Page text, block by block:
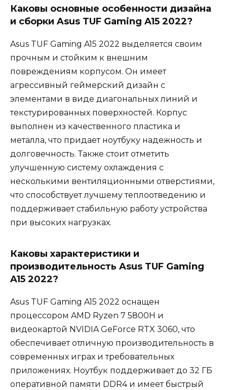
Каковы основные особенности дизайна
и сборки Asus TUF Gaming A15 2022?
Asus TUF Gaming A15 2022 выделяется своим
прочным и стойким к внешним
повреждениям корпусом. Он имеет
агрессивный геймерский дизайн с
элементами в виде диагональных линий и
текстурированных поверхностей. Корпус
выполнен из качественного пластика и
металла, что придает ноутбуку надежность и
долговечность. Также стоит отметить
улучшенную систему охлаждения с
несколькими вентиляционными отверстиями,
что способствует лучшему теплоотведению и
поддерживает стабильную работу устройства
при высоких нагрузках.
Каковы характеристики и
производительность Asus TUF Gaming
A15 2022?
Asus TUF Gaming A15 2022 оснащен
процессором AMD Ryzen 7 5800H и
видеокартой NVIDIA GeForce RTX 3060, что
обеспечивает отличную производительность в
современных играх и требовательных
приложениях. Ноутбук поддерживает до 32 ГБ
оперативной памяти DDR4 и имеет быстрый